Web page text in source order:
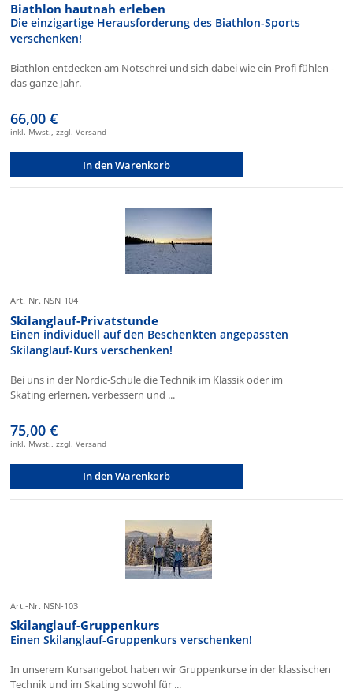
Biathlon hautnah erleben
Die einzigartige Herausforderung des Biathlon-Sports
verschenken!
Biathlon entdecken am Notschrei und sich dabei wie ein Profi fühlen -
das ganze Jahr.
66,00 €
inkl. Mwst., zzgl. Versand
In den Warenkorb
Art.-Nr. NSN-104
Skilanglauf-Privatstunde
Einen individuell auf den Beschenkten angepassten
Skilanglauf-Kurs verschenken!
Bei uns in der Nordic-Schule die Technik im Klassik oder im
Skating erlernen, verbessern und ...
75,00 €
inkl. Mwst., zzgl. Versand
In den Warenkorb
Art.-Nr. NSN-103
Skilanglauf-Gruppenkurs
Einen Skilanglauf-Gruppenkurs verschenken!
In unserem Kursangebot haben wir Gruppenkurse in der klassischen
Technik und im Skating sowohl für ...